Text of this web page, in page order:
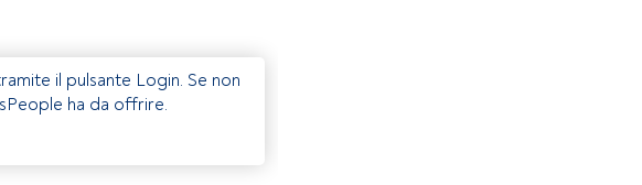
il pulsante Login. Se non
ha da offrire.